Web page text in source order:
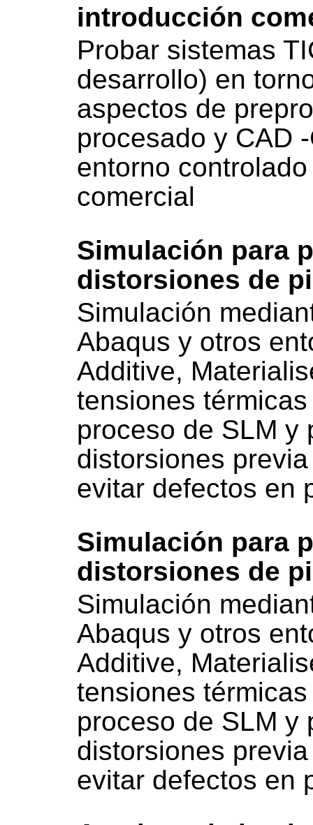
introducción
Probar sistemas
desarrollo) en
aspectos de
procesado y CAD
entorno
comercial
Simulación para
distorsiones de
Simulación
Abaqus y otros
Additive,
tensiones
proceso de SLM y
distorsiones
evitar defectos en
Simulación para
distorsiones de
Simulación
Abaqus y otros
Additive,
tensiones
proceso de SLM y
distorsiones
evitar defectos en